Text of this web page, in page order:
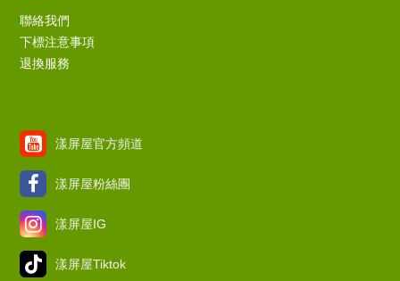
聯絡我們
下標注意事項
退換服務
漾屏屋官方頻道
漾屏屋粉絲團
漾屏屋IG
漾屏屋Tiktok